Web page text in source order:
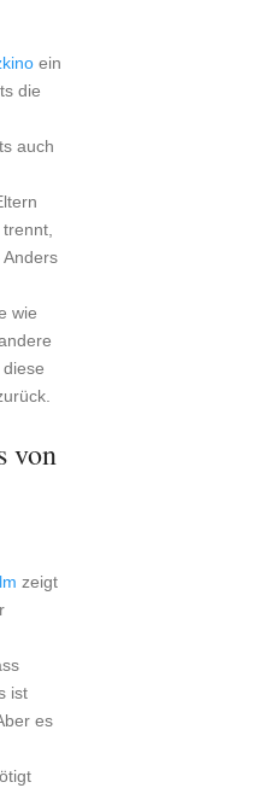
ein
die
auch
wie
von
zeigt
ist
es